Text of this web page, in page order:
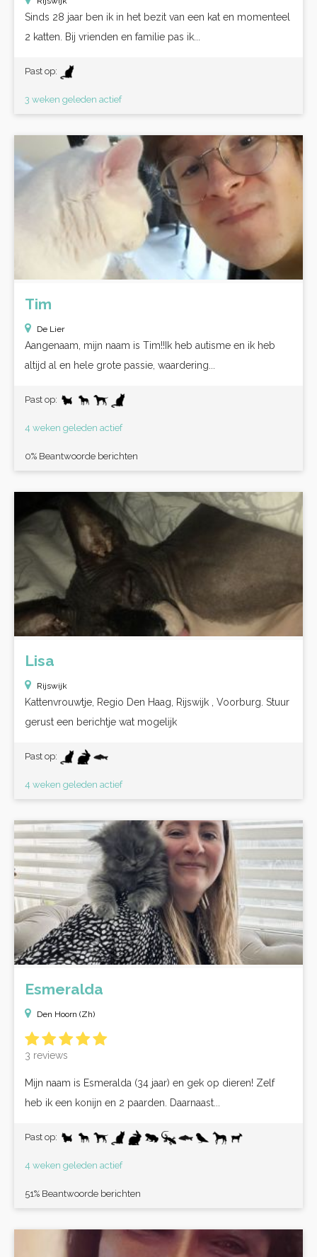
Sinds 28 jaar ben ik in het bezit van een kat en momenteel
2 katten. Bij vrienden en familie pas ik...
Past op:
3 weken geleden actief
Tim
De Lier
Aangenaam, mijn naam is Tim!!Ik heb autisme en ik heb
altijd al en hele grote passie, waardering...
Past op:
4 weken geleden actief
0% Beantwoorde berichten
Lisa
Rijswijk
Kattenvrouwtje, Regio Den Haag, Rijswijk , Voorburg. Stuur
gerust een berichtje wat mogelijk
Past op:
4 weken geleden actief
Esmeralda
Den Hoorn (Zh)
3 reviews
Mijn naam is Esmeralda (34 jaar) en gek op dieren! Zelf
heb ik een konijn en 2 paarden. Daarnaast...
Past op:
4 weken geleden actief
51% Beantwoorde berichten